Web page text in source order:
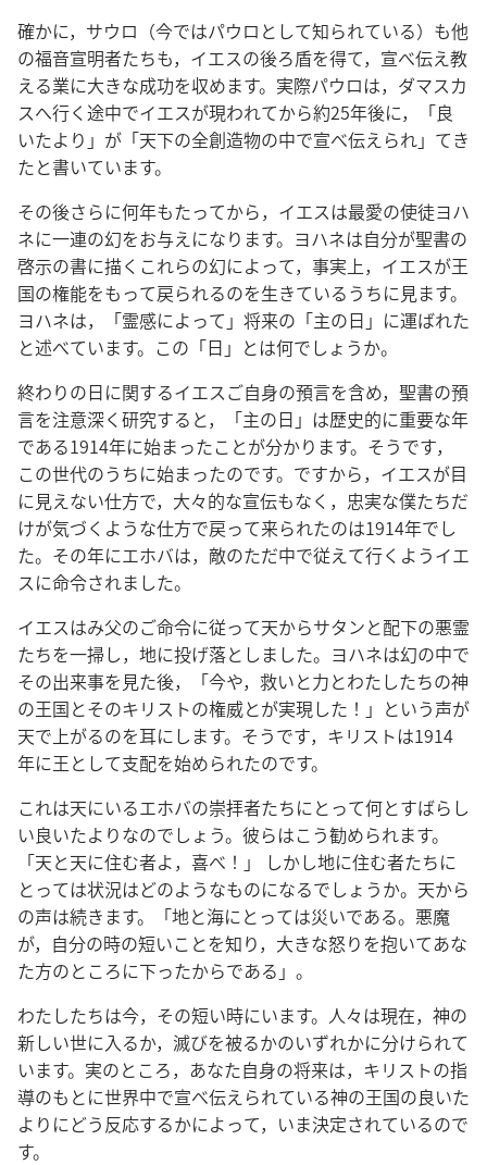
確かに，サウロ（今ではパウロとして知られている）も他
の福音宣明者たちも，イエスの後ろ盾を得て，宣べ伝え教
える業に大きな成功を収めます。実際パウロは，ダマスカ
スへ行く途中でイエスが現われてから約25年後に，「良
いたより」が「天下の全創造物の中で宣べ伝えられ」てき
たと書いています。
その後さらに何年もたってから，イエスは最愛の使徒ヨハ
ネに一連の幻をお与えになります。ヨハネは自分が聖書の
啓示の書に描くこれらの幻によって，事実上，イエスが王
国の権能をもって戻られるのを生きているうちに見ます。
ヨハネは，「霊感によって」将来の「主の日」に運ばれた
と述べています。この「日」とは何でしょうか。
終わりの日に関するイエスご自身の預言を含め，聖書の預
言を注意深く研究すると，「主の日」は歴史的に重要な年
である1914年に始まったことが分かります。そうです，
この世代のうちに始まったのです。ですから，イエスが目
に見えない仕方で，大々的な宣伝もなく，忠実な僕たちだ
けが気づくような仕方で戻って来られたのは1914年でし
た。その年にエホバは，敵のただ中で従えて行くようイエ
スに命令されました。
イエスはみ父のご命令に従って天からサタンと配下の悪霊
たちを一掃し，地に投げ落としました。ヨハネは幻の中で
その出来事を見た後，「今や，救いと力とわたしたちの神
の王国とそのキリストの権威とが実現した！」という声が
天で上がるのを耳にします。そうです，キリストは1914
年に王として支配を始められたのです。
これは天にいるエホバの崇拝者たちにとって何とすばらし
い良いたよりなのでしょう。彼らはこう勧められます。
「天と天に住む者よ，喜べ！」 しかし地に住む者たちに
とっては状況はどのようなものになるでしょうか。天から
の声は続きます。「地と海にとっては災いである。悪魔
が，自分の時の短いことを知り，大きな怒りを抱いてあな
た方のところに下ったからである」。
わたしたちは今，その短い時にいます。人々は現在，神の
新しい世に入るか，滅びを被るかのいずれかに分けられて
います。実のところ，あなた自身の将来は，キリストの指
導のもとに世界中で宣べ伝えられている神の王国の良いた
よりにどう反応するかによって，いま決定されているので
す。